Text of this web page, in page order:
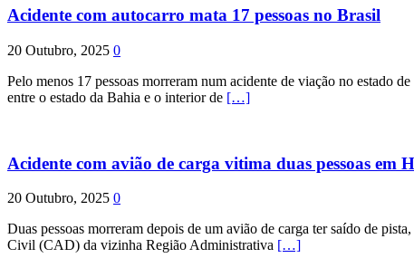
Acidente com autocarro mata 17 pessoas no Brasil
20 Outubro, 2025 0
Pelo menos 17 pessoas morreram num acidente de viação no estado
entre o estado da Bahia e o interior de […]
Acidente com avião de carga vitima duas pessoas em
20 Outubro, 2025 0
Duas pessoas morreram depois de um avião de carga ter saído de
Civil (CAD) da vizinha Região Administrativa […]